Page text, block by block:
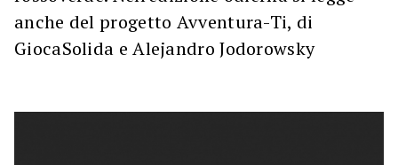
anche del progetto Avventura-Ti, di
GiocaSolida e Alejandro Jodorowsky